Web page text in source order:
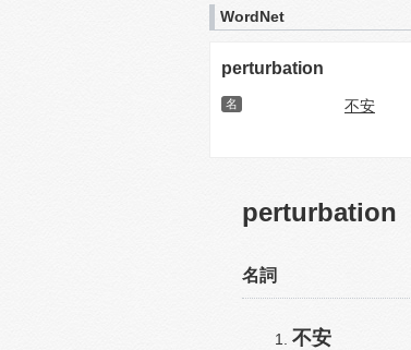
WordNet
perturbation
名 不安
perturbation
名詞
不安